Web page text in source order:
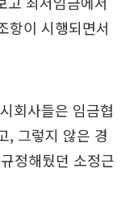
항이 시행되면서
회사들은 임금협
, 그렇지 않은 경
정해뒀던 소정근